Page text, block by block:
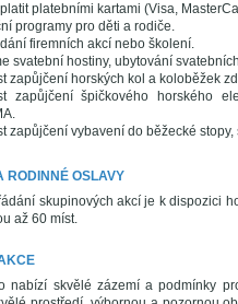
platebními kartami (Visa,
programy pro děti a rodiče.
firemních akcí nebo školení.
svatební hostiny, ubytování
zapůjčení horských kol a koloběžek
zapůjčení špičkového horského
zapůjčení vybavení do běžecké
RODINNÉ OSLAVY
skupinových akcí je k dispozici
až 60 míst.
nabízí skvělé zázemí a podmínky